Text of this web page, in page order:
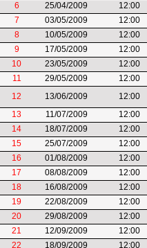
6
25/04/2009 12:00
7
03/05/2009 12:00
8
10/05/2009 12:00
9
17/05/2009 12:00
10
23/05/2009 12:00
11
29/05/2009 12:00
12
13/06/2009 12:00
13 11/07/2009 12:00
14
18/07/2009 12:00
15
25/07/2009 12:00
16
01/08/2009 12:00
17
08/08/2009 12:00
18
16/08/2009 12:00
19
22/08/2009 12:00
20
29/08/2009 12:00
21
12/09/2009 12:00
22
18/09/2009 12:00